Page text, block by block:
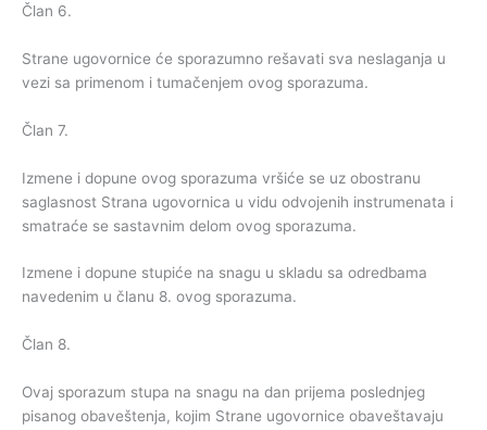
Član 6.
Strane ugovornice će sporazumno rešavati sva neslaganja u
vezi sa primenom i tumačenjem ovog sporazuma.
Član 7.
Izmene i dopune ovog sporazuma vršiće se uz obostranu
saglasnost Strana ugovornica u vidu odvojenih instrumenata i
smatraće se sastavnim delom ovog sporazuma.
Izmene i dopune stupiće na snagu u skladu sa odredbama
navedenim u članu 8. ovog sporazuma.
Član 8.
Ovaj sporazum stupa na snagu na dan prijema poslednjeg
pisanog obaveštenja, kojim Strane ugovornice obaveštavaju